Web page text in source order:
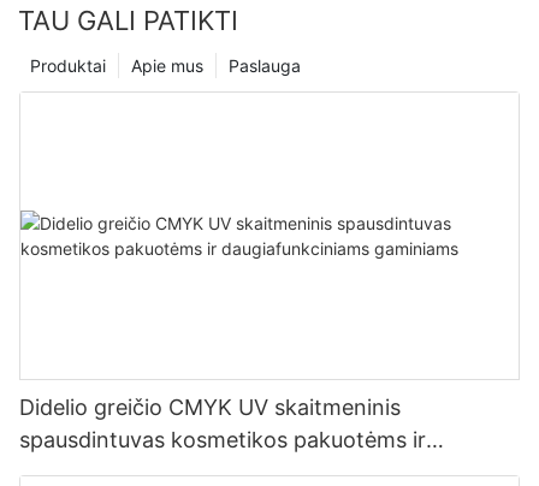
TAU GALI PATIKTI
Paslauga
Apie mus
Produktai
Didelio greičio CMYK UV skaitmeninis
spausdintuvas kosmetikos pakuotėms ir
daugiafunkciniams gaminiams